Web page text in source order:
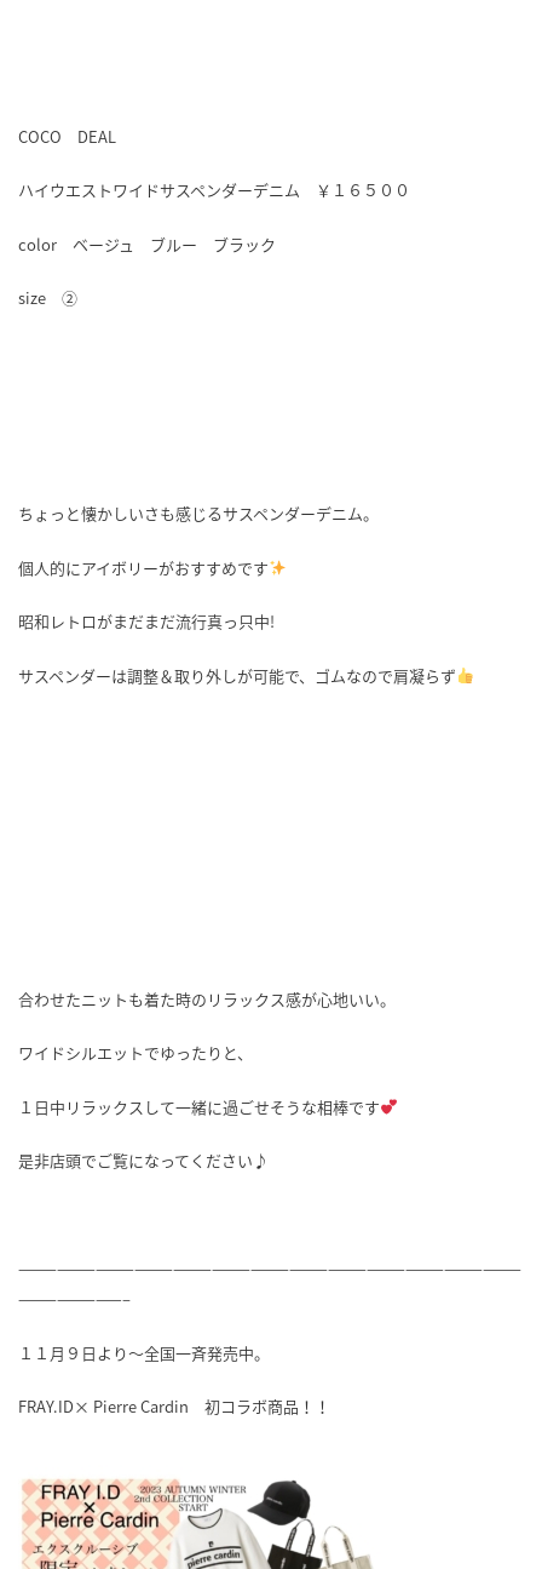
COCO DEAL
ハイウエストワイドサスペンダーデニム ￥１６５００
color ベージュ ブルー ブラック
size ②
ちょっと懐かしいさも感じるサスペンダーデニム。
個人的にアイボリーがおすすめです
昭和レトロがまだまだ流行真っ只中!
サスペンダーは調整＆取り外しが可能で、ゴムなので肩凝らず
合わせたニットも着た時のリラックス感が心地いい。
ワイドシルエットでゆったりと、
１日中リラックスして一緒に過ごせそうな相棒です
是非店頭でご覧になってください♪
———————————————————————————————————————
————————–
１１月９日より～全国一斉発売中。
FRAY.ID× Pierre Cardin 初コラボ商品！！